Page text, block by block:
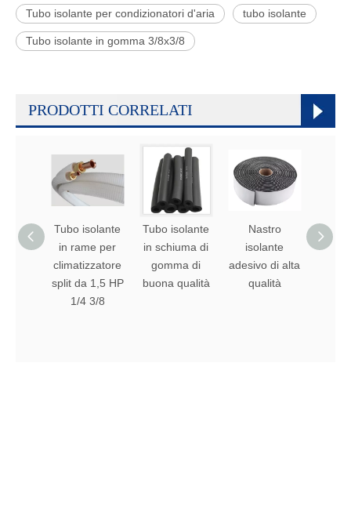
Tubo isolante per condizionatori d'aria tubo isolante
Tubo isolante in gomma 3/8x3/8
PRODOTTI CORRELATI
Tubo isolante
in rame per
climatizzatore
split da 1,5 HP
1/4 3/8
Tubo isolante
in schiuma di
gomma di
buona qualità
Nastro
isolante
adesivo di alta
qualità